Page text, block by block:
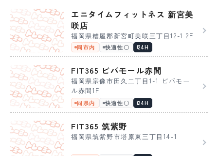
エニタイムフィットネス 新宮美
咲店
福岡県糟屋郡新宮町美咲三丁目12-1 2F
同市内 快適性〇 24H
FIT365 ビバモール赤間
福岡県宗像市田久二丁目1-1 ビバモー
ル赤間1F
同県内 快適性〇 24H
FIT365 筑紫野
福岡県筑紫野市塔原東三丁目14-1